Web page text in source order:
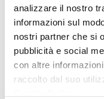
analizzare il nostro
informazioni sul
nostri partner che si
pubblicità e social
con altre
raccolto dal suo
più familiare
facilmente
Dati